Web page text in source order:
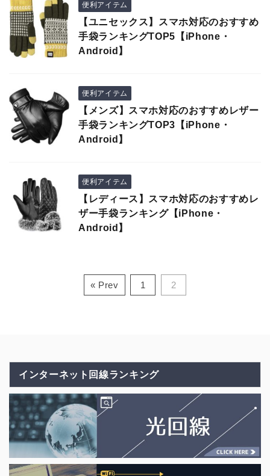
便利アイテム
【ユニセックス】スマホ対応のおすすめ
手袋ランキングTOP5【iPhone・
Android】
便利アイテム
【メンズ】スマホ対応のおすすめレザー
手袋ランキングTOP3【iPhone・
Android】
便利アイテム
【レディース】スマホ対応のおすすめレ
ザー手袋ランキング【iPhone・
Android】
« Prev 1 2
インターネット回線ランキング